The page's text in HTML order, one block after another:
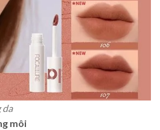
da
môi